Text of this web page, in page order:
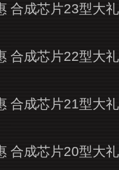
合成芯片23型大
合成芯片22型大
合成芯片21型大
合成芯片20型大